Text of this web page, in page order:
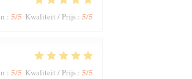
: 5/5 Kwaliteit / Prijs : 5/5
: 5/5 Kwaliteit / Prijs : 5/5